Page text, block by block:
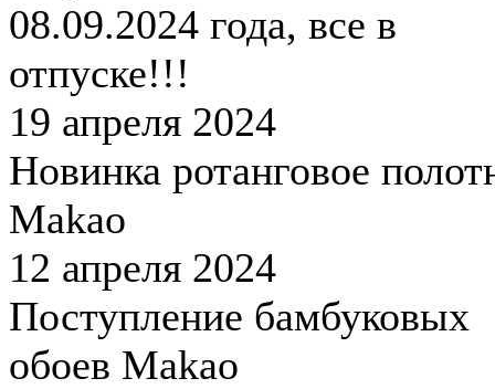
08.09.2024 года, все в
отпуске!!!
19 апреля 2024
Новинка ротанговое
Makao
12 апреля 2024
Поступление бамбуковых
обоев Makao